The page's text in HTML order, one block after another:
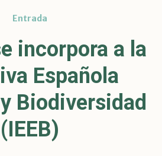
Entrada
incorpora a la
Española
Biodiversidad
(IEEB)